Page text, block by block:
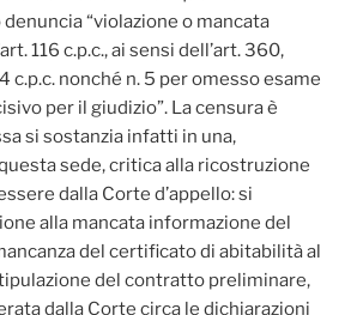
“violazione o mancata
116 c.p.c., ai sensi dell’art. 360,
c.p.c. nonché n. 5 per omesso esame
per il giudizio”. La censura è
si sostanzia infatti in una,
sede, critica alla ricostruzione
dalla Corte d’appello: si
alla mancata informazione del
del certificato di abitabilità al
del contratto preliminare,
dalla Corte circa le dichiarazioni